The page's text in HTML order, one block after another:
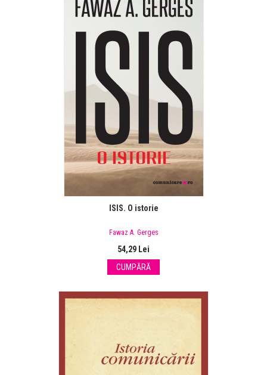
ISIS. O istorie
Fawaz A. Gerges
54,29 Lei
CUMPĂRĂ